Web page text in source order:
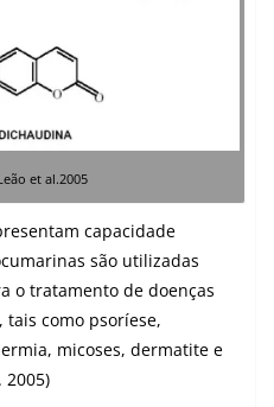
et al.2005
capacidade
são utilizadas
o tratamento de doenças
como psoríese,
micoses, dermatite e
2005)